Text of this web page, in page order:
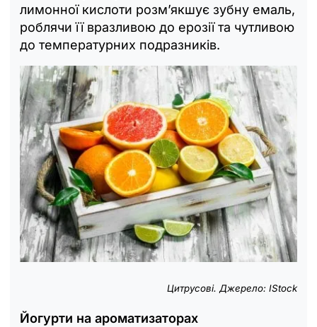
лимонної кислоти розм’якшує зубну емаль,
роблячи її вразливою до ерозії та чутливою
до температурних подразників.
Цитрусові. Джерело: IStock
Йогурти на ароматизаторах